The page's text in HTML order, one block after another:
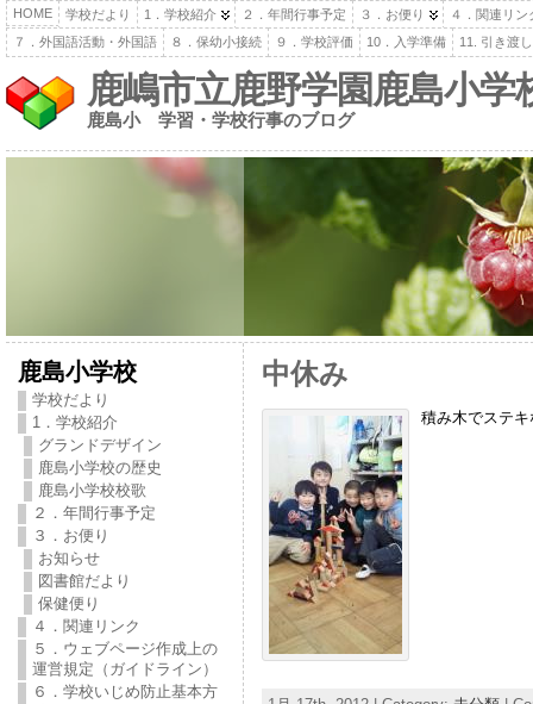
HOME 学校だより 1．学校紹介 ２．年間行事予定 ３．お便り
４．関連リン
７．外国語活動・外国語
８．保幼小接続 ９．学校評価 10．入学準備 11. 引き渡
鹿嶋市立鹿野学園鹿島小学
鹿島小 学習・学校行事のブログ
鹿島小学校
学校だより
1．学校紹介
グランドデザイン
鹿島小学校の歴史
鹿島小学校校歌
２．年間行事予定
３．お便り
お知らせ
図書館だより
保健便り
４．関連リンク
５．ウェブページ作成上の
運営規定（ガイドライン）
６．学校いじめ防止基本方
中休み
積み木でステ